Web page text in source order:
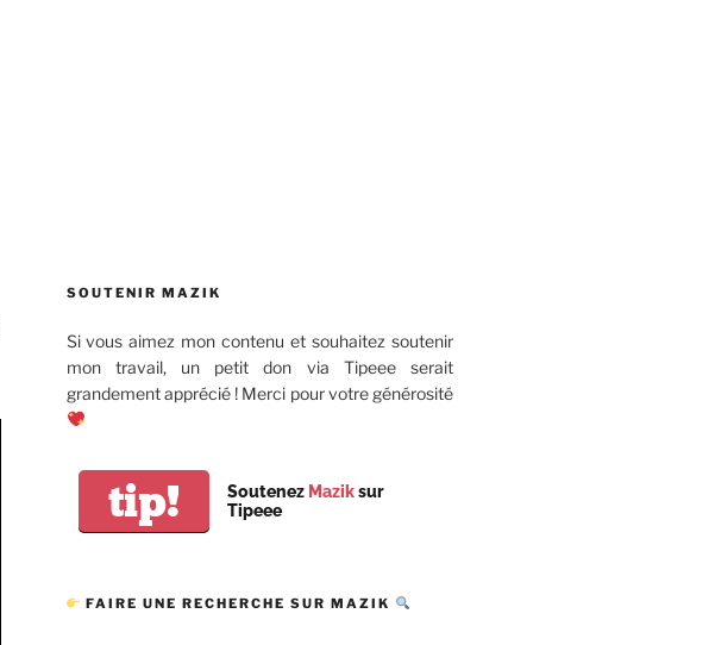
SOUTENIR MAZIK
Si vous aimez mon contenu et souhaitez soutenir
mon travail, un petit don via Tipeee serait
grandement apprécié ! Merci pour votre générosité
tip! Soutenez Maziksur
Tipeee
FAIRE UNE RECHERCHE SUR MAZIK